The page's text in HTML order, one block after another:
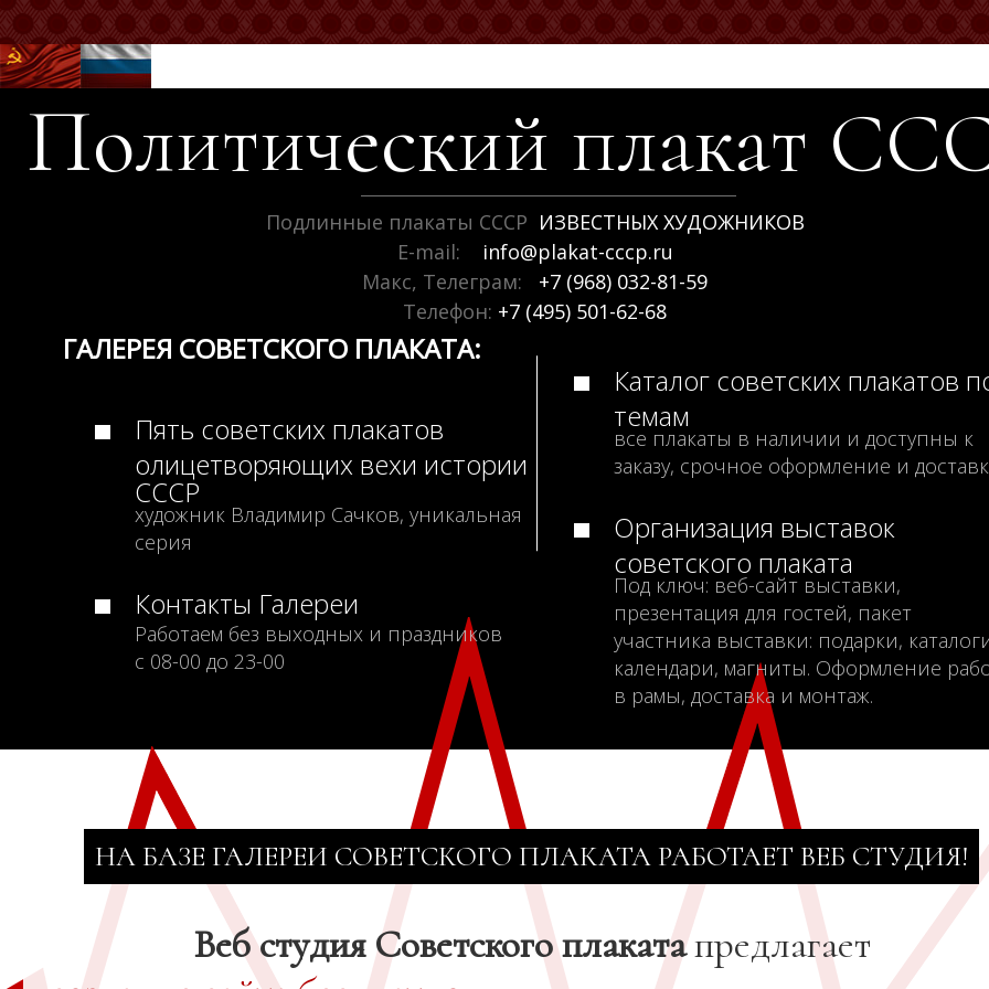
Политический плакат
Подлинные плакаты СССР ИЗВЕСТНЫХ ХУДОЖНИКОВ
E-mail:
info@plakat-cccp.ru
Макс, Телеграм:
+7 (968) 032-81-59
Телефон: +7 (495) 501-62-68
ГАЛЕРЕЯ СОВЕТСКОГО ПЛАКАТА:
Пять советских плакатов
олицетворяющих вехи истории
СССР
художник Владимир Сачков, уникальная
серия
Контакты Галереи
Работаем без выходных и праздников
с 08-00 до 23-00
Каталог советских плакатов
темам
все плакаты в наличии и доступны к
заказу, срочное оформление и
Организация выставок
советского плаката
Под ключ: веб-сайт выставки,
презентация для гостей, пакет
участника выставки: подарки,
календари, магниты. Оформление
в рамы, доставка и монтаж.
НА БАЗЕ ГАЛЕРЕИ СОВЕТСКОГО ПЛАКАТА РАБОТАЕТ ВЕБ СТУДИЯ!
Веб студия Советского плакатапредлагает